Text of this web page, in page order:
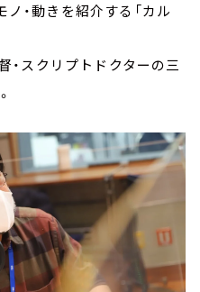
・動きを紹介する「カル
・スクリプトドクターの三
。